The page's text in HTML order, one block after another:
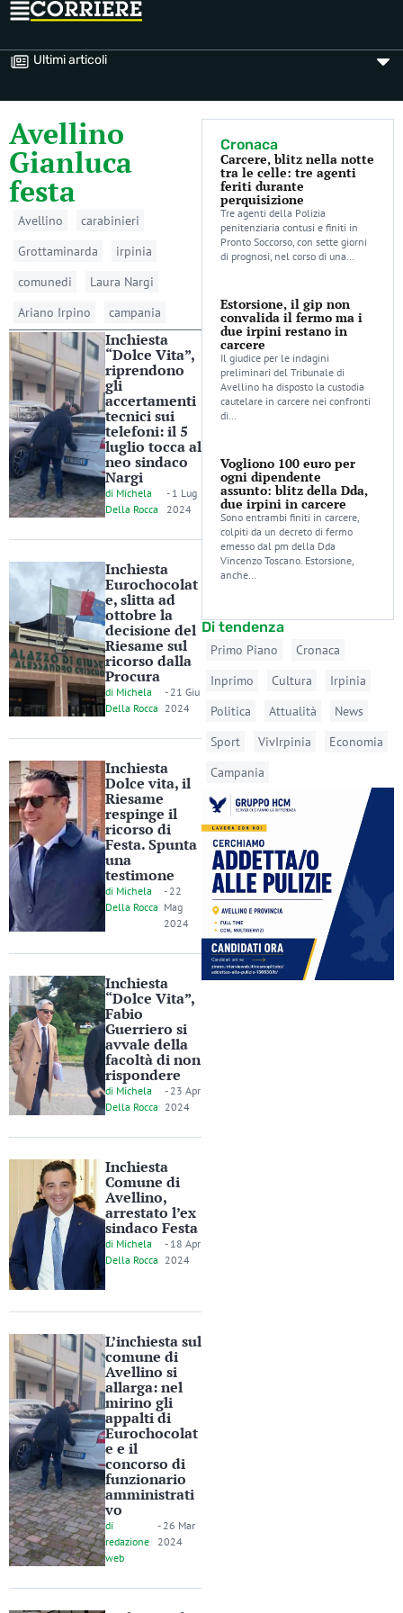
Ultimi articoli
Avellino
Gianluca
festa
Avellino
carabinieri
Grottaminarda
irpinia
comunedi
Laura Nargi
Ariano Irpino
campania
Inchiesta
“Dolce Vita”,
riprendono
gli
accertamenti
tecnici sui
telefoni: il 5
luglio tocca al
neo sindaco
Nargi
di Michela
Della Rocca
- 1 Lug
2024
Inchiesta
Eurochocolat
e, slitta ad
ottobre la
decisione del
Riesame sul
ricorso dalla
Procura
di Michela
Della Rocca
- 21 Giu
2024
Inchiesta
Dolce vita, il
Riesame
respinge il
ricorso di
Festa. Spunta
una
testimone
di Michela
Della Rocca
- 22
Mag
2024
Inchiesta
“Dolce Vita”,
Fabio
Guerriero si
avvale della
facoltà di non
rispondere
di Michela
Della Rocca
- 23 Apr
2024
Inchiesta
Comune di
Avellino,
arrestato l’ex
sindaco Festa
di Michela
Della Rocca
- 18 Apr
2024
L’inchiesta sul
comune di
Avellino si
allarga: nel
mirino gli
appalti di
Eurochocolat
e e il
concorso di
funzionario
amministrati
vo
di
redazione
web
- 26 Mar
2024
Cronaca
Carcere, blitz nella notte
tra le celle: tre agenti
feriti durante
perquisizione
Tre agenti della Polizia
penitenziaria contusi e finiti in
Pronto Soccorso, con sette giorni
di prognosi, nel corso di una…
Estorsione, il gip non
convalida il fermo ma i
due irpini restano in
carcere
Il giudice per le indagini
preliminari del Tribunale di
Avellino ha disposto la custodia
cautelare in carcere nei confronti
di…
Vogliono 100 euro per
ogni dipendente
assunto: blitz della Dda,
due irpini in carcere
Sono entrambi finiti in carcere,
colpiti da un decreto di fermo
emesso dal pm della Dda
Vincenzo Toscano. Estorsione,
anche…
Di tendenza
Primo Piano
Cronaca
Inprimo
Cultura
Irpinia
Politica
Attualità
News
Sport
VivIrpinia
Economia
Campania